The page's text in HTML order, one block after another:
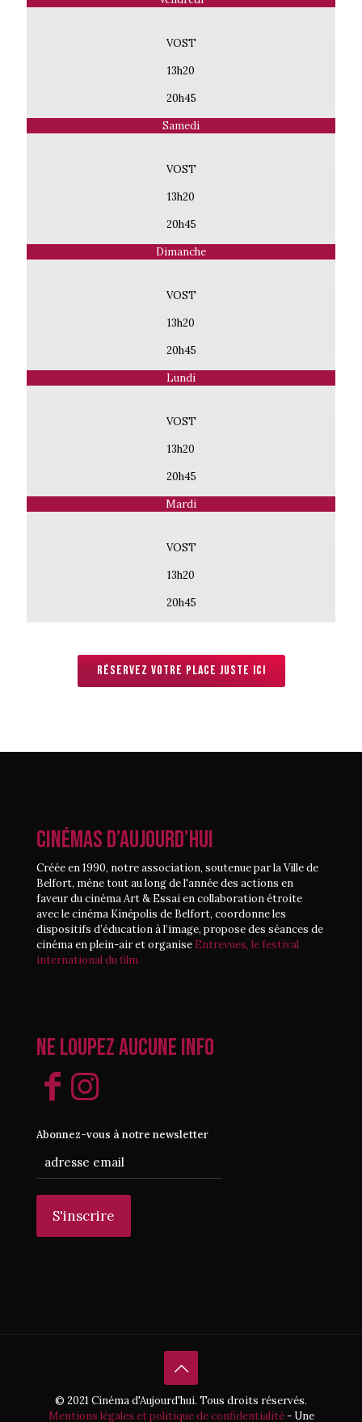
VOST
13h20
20h45
Samedi
VOST
13h20
20h45
Dimanche
VOST
13h20
20h45
Lundi
VOST
13h20
20h45
Mardi
VOST
13h20
20h45
Réservez votre place juste ici
CINÉMAS D’AUJOURD’HUI
Créée en 1990, notre association, soutenue par la Ville de
Belfort, mène tout au long de l'année des actions en
faveur du cinéma Art & Essai en collaboration étroite
avec le cinéma Kinépolis de Belfort, coordonne les
dispositifs d’éducation à l’image, propose des séances de
cinéma en plein-air et organise Entrevues, le festival
international du film.
Ne loupez aucune info
Abonnez-vous à notre newsletter
© 2021 Cinéma d'Aujourd'hui. Tous droits réservés.
Mentions légales et politique de confidentialité- Une